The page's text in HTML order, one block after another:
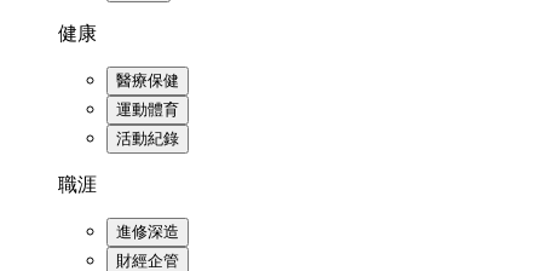
健康
醫療保健
運動體育
活動紀錄
職涯
進修深造
財經企管